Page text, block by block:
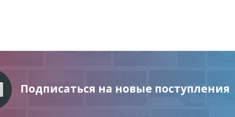
Подписаться на новые поступления